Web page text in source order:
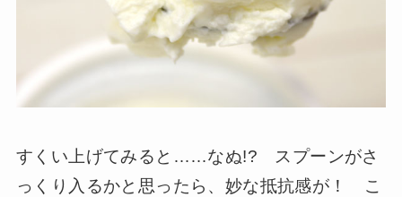
すくい上げてみると……なぬ!? スプーンがさ
っくり入るかと思ったら、妙な抵抗感が！ こ